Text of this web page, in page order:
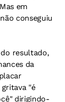
em
conseguiu
resultado,
da
"é
dirigindo-